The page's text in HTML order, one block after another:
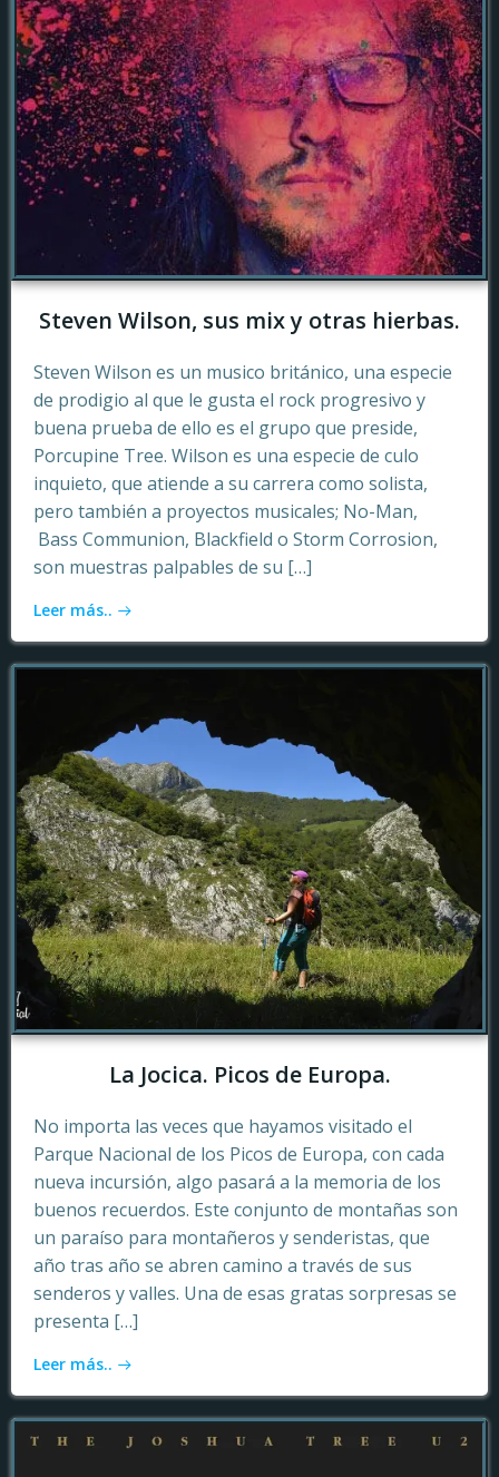
Steven Wilson, sus mix y otras hierbas.
Steven Wilson es un musico británico, una especie
de prodigio al que le gusta el rock progresivo y
buena prueba de ello es el grupo que preside,
Porcupine Tree. Wilson es una especie de culo
inquieto, que atiende a su carrera como solista,
pero también a proyectos musicales; No-Man,
Bass Communion, Blackfield o Storm Corrosion,
son muestras palpables de su […]
Leer más..
La Jocica. Picos de Europa.
No importa las veces que hayamos visitado el
Parque Nacional de los Picos de Europa, con cada
nueva incursión, algo pasará a la memoria de los
buenos recuerdos. Este conjunto de montañas son
un paraíso para montañeros y senderistas, que
año tras año se abren camino a través de sus
senderos y valles. Una de esas gratas sorpresas se
presenta […]
Leer más..